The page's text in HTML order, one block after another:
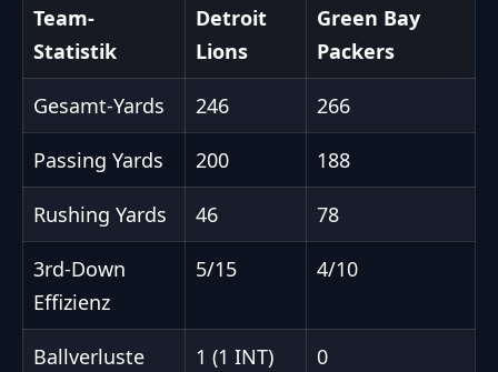
Team-
Statistik
Detroit
Lions
Green Bay
Packers
Gesamt-Yards 246 266
Passing Yards 200 188
Rushing Yards 46 78
3rd-Down
Effizienz
5/15 4/10
Ballverluste 1 (1 INT) 0